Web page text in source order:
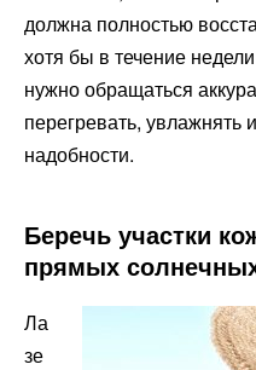
должна полностью
хотя бы в течение
нужно обращаться
перегревать, увлажнять
надобности.
Беречь участки
прямых
Ла
зе